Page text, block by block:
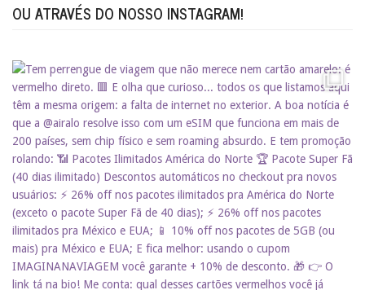
OU ATRAVÉS DO NOSSO INSTAGRAM!